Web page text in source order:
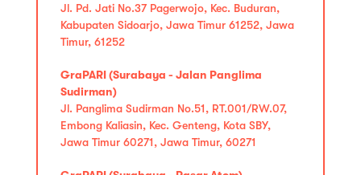
Jl. Pd. Jati No.37 Pagerwojo, Kec. Buduran,
Kabupaten Sidoarjo, Jawa Timur 61252, Jawa
Timur, 61252
GraPARI (Surabaya - Jalan Panglima
Sudirman)
Jl. Panglima Sudirman No.51, RT.001/RW.07,
Embong Kaliasin, Kec. Genteng, Kota SBY,
Jawa Timur 60271, Jawa Timur, 60271